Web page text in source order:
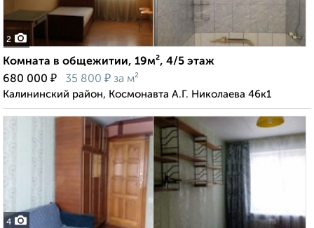
2
Комната в общежитии, 19м², 4/5 этаж
680 000 ₽ 35 800 ₽ за м²
Калининский район, Космонавта А.Г. Николаева 46к1
4